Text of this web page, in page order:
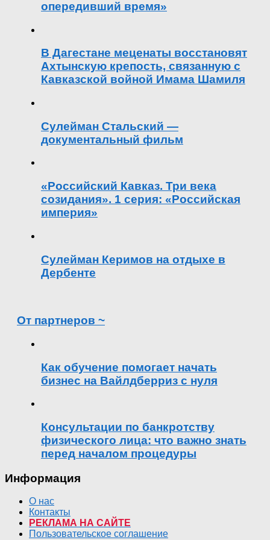
опередивший время»
В Дагестане меценаты восстановят
Ахтынскую крепость, связанную с
Кавказской войной Имама Шамиля
Сулейман Стальский —
документальный фильм
«Российский Кавказ. Три века
созидания». 1 серия: «Российская
империя»
Сулейман Керимов на отдыхе в
Дербенте
От партнеров ~
Как обучение помогает начать
бизнес на Вайлдберриз с нуля
Консультации по банкротству
физического лица: что важно знать
перед началом процедуры
Информация
О нас
Контакты
РЕКЛАМА НА САЙТЕ
Пользовательское соглашение